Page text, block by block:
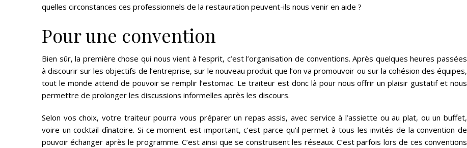
quelles circonstances ces professionnels de la restauration peuvent-ils nous venir en aide ?
Pour une convention
Bien sûr, la première chose qui nous vient à l’esprit, c’est l’organisation de conventions. Après quelques heures passées
à discourir sur les objectifs de l’entreprise, sur le nouveau produit que l’on va promouvoir ou sur la cohésion des équipes,
tout le monde attend de pouvoir se remplir l’estomac. Le traiteur est donc là pour nous offrir un plaisir gustatif et nous
permettre de prolonger les discussions informelles après les discours.
Selon vos choix, votre traiteur pourra vous préparer un repas assis, avec service à l’assiette ou au plat, ou un buffet,
voire un cocktail dînatoire. Si ce moment est important, c’est parce qu’il permet à tous les invités de la convention de
pouvoir échanger après le programme. C’est ainsi que se construisent les réseaux. C’est parfois lors de ces conventions